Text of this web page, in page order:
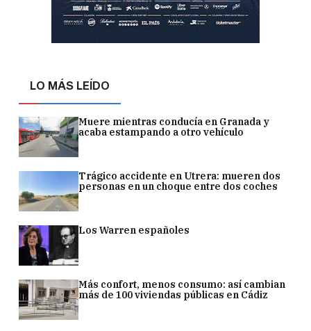
LO MÁS LEÍDO
Muere mientras conducía en Granada y
acaba estampando a otro vehículo
Trágico accidente en Utrera: mueren dos
personas en un choque entre dos coches
Los Warren españoles
Más confort, menos consumo: así cambian
más de 100 viviendas públicas en Cádiz